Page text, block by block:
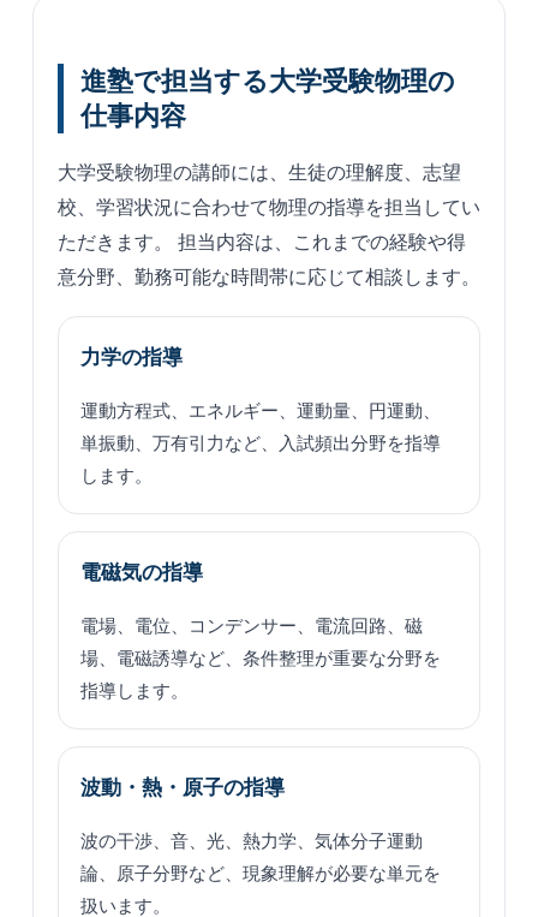
進塾で担当する大学受験物理の
仕事内容
大学受験物理の講師には、生徒の理解度、志望
校、学習状況に合わせて物理の指導を担当してい
ただきます。 担当内容は、これまでの経験や得
意分野、勤務可能な時間帯に応じて相談します。
力学の指導
運動方程式、エネルギー、運動量、円運動、
単振動、万有引力など、入試頻出分野を指導
します。
電磁気の指導
電場、電位、コンデンサー、電流回路、磁
場、電磁誘導など、条件整理が重要な分野を
指導します。
波動・熱・原子の指導
波の干渉、音、光、熱力学、気体分子運動
論、原子分野など、現象理解が必要な単元を
扱います。